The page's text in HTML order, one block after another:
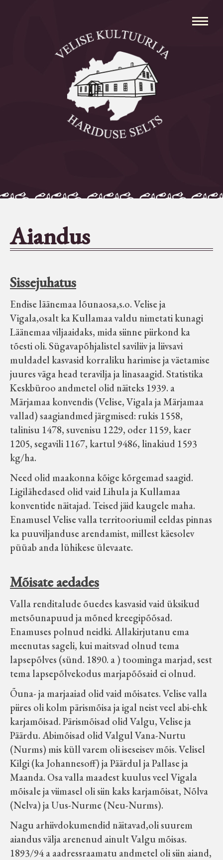
Avaleht
Aleksei Parnabas
Sillaotsa Talumuuseum
Seltsid-ühingud
Tuletõrje
Õpperada
Muud koduloolist Velise mailt
Märjamaa ümbruse valdade
elanike nimekirjad seisuga
15.12.1938
Velise kultuuri ja hariduse selts
Virtuaalnäitused
Otsi
Tagasiside
Koduleht on teoks saanud tänu Sillaotsa
Muuseumisõprade Seltsingu, Kohaliku
Omaalgatuse Programmi ja Märjamaa
Vallavalitsuse abile.
Aiandus
Sissejuhatus
Endise läänemaa lõunaosa,s.o. Velise ja
Vigala,osalt ka Kullamaa valdu nimetati kunagi
Läänemaa viljaaidaks, mida siinne piirkond ka
tõesti oli. Sügavapõhjalistel saviliiv ja liivsavi
muldadel kasvasid korraliku harimise ja väetamise
juures väga head teravilja ja linasaagid. Statistika
Keskbüroo andmetel olid näiteks 1939. a
Märjamaa konvendis (Velise, Vigala ja Märjamaa
vallad) saagiandmed järgmised: rukis 1558,
talinisu 1478, suvenisu 1229, oder 1159, kaer
1205, segavili 1167, kartul 9486, linakiud 1593
kg/ha.
Need olid maakonna kõige kõrgemad saagid.
Ligilähedased olid vaid Lihula ja Kullamaa
konventide näitajad. Teised jäid kaugele maha.
Enamusel Velise valla territooriumil eeldas pinnas
ka puuviljanduse arendamist, millest käesolev
püüab anda lühikese ülevaate.
Mõisate aedades
Valla renditalude õuedes kasvasid vaid üksikud
metsõunapuud ja mõned kreegipõõsad.
Enamuses polnud neidki. Allakirjutanu ema
meenutas sageli, kui maitsvad olnud tema
lapsepõlves (sünd. 1890. a ) toominga marjad, sest
tema lapsepõlvekodus marjapõõsaid ei olnud.
Õuna- ja marjaaiad olid vaid mõisates. Velise valla
piires oli kolm pärismõisa ja igal neist veel abi-ehk
karjamõisad. Pärismõisad olid Valgu, Velise ja
Päärdu. Abimõisad olid Valgul Vana-Nurtu
(Nurms) mis küll varem oli iseseisev mõis. Velisel
Kilgi (ka Johannesoff) ja Päärdul ja Pallase ja
Maanda. Osa valla maadest kuulus veel Vigala
mõisale ja viimasel oli siin kaks karjamõisat, Nõlva
(Nelva) ja Uus-Nurme (Neu-Nurms).
Nagu arhiivdokumendid näitavad,oli suurem
aiandus välja arenenud ainult Valgu mõisas.
1893/94 a aadressraamatu andmetel oli siin aiand,